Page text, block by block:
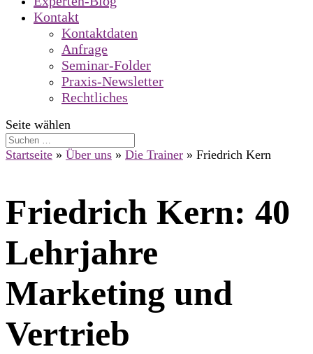
Kontakt
Kontaktdaten
Anfrage
Seminar-Folder
Praxis-Newsletter
Rechtliches
Seite wählen
Startseite » Über uns » Die Trainer » Friedrich Kern
Friedrich Kern: 40
Lehrjahre
Marketing und
Vertrieb